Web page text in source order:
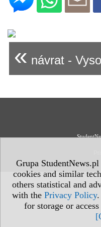
Grupa
cookies and similar
others statistical and
with the Privacy Policy.
for storage or
« návrat -